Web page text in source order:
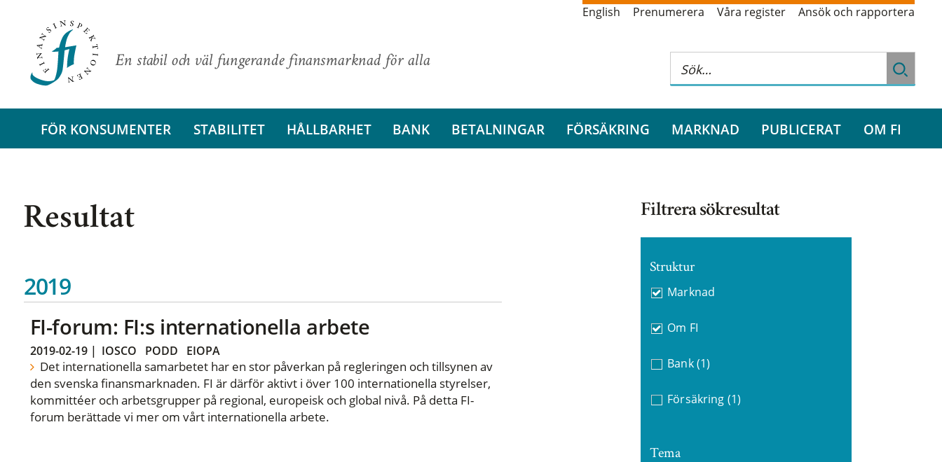
En stabil och väl fungerande finansmarknad för alla
English Prenumerera Våra register Ansök och rapportera
FÖR KONSUMENTER STABILITET HÅLLBARHET BANK BETALNINGAR FÖRSÄKRING MARKNAD PUBLICERAT OM FI
Resultat
2019
FI-forum: FI:s internationella arbete
2019-02-19| IOSCO PODD EIOPA
Det internationella samarbetet har en stor påverkan på regleringen och tillsynen av
den svenska finansmarknaden. FI är därför aktivt i över 100 internationella styrelser,
kommittéer och arbetsgrupper på regional, europeisk och global nivå. På detta FI-
forum berättade vi mer om vårt internationella arbete.
Filtrera sökresultat
Struktur
Marknad
Om FI
Bank (1)
Försäkring (1)
Tema